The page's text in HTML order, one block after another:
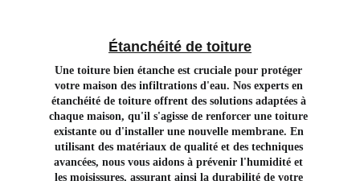
Étanchéité de toiture
Une toiture bien étanche est cruciale pour protéger
votre maison des infiltrations d'eau. Nos experts en
étanchéité de toiture offrent des solutions adaptées à
chaque maison, qu'il s'agisse de renforcer une toiture
existante ou d'installer une nouvelle membrane. En
utilisant des matériaux de qualité et des techniques
avancées, nous vous aidons à prévenir l'humidité et
les moisissures, assurant ainsi la durabilité de votre